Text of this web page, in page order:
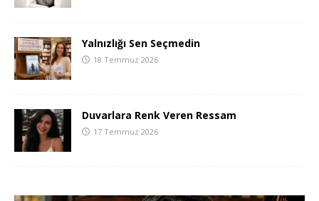
Yalnızlığı Sen Seçmedin
18 Temmuz 2026
Duvarlara Renk Veren Ressam
17 Temmuz 2026